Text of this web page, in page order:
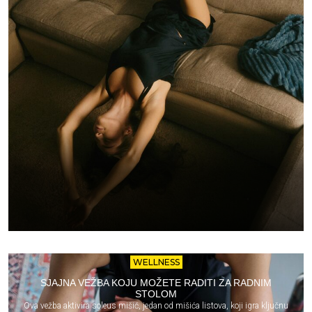
WELLNESS
SJAJNA VEŽBA KOJU MOŽETE RADITI ZA RADNIM
STOLOM
Ova vežba aktivira soleus mišić, jedan od mišića listova, koji igra ključnu